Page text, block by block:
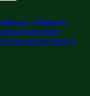
Boxes, Bottles &
Construction
Home &